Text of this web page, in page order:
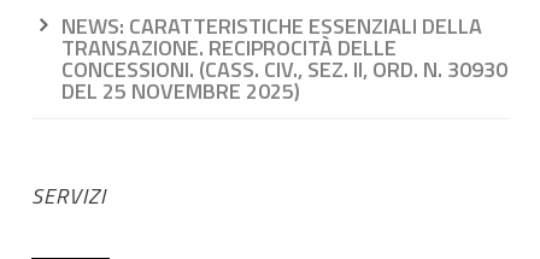
NEWS: CARATTERISTICHE ESSENZIALI DELLA
TRANSAZIONE. RECIPROCITÀ DELLE
CONCESSIONI. (CASS. CIV., SEZ. II, ORD. N. 30930
DEL 25 NOVEMBRE 2025)
SERVIZI